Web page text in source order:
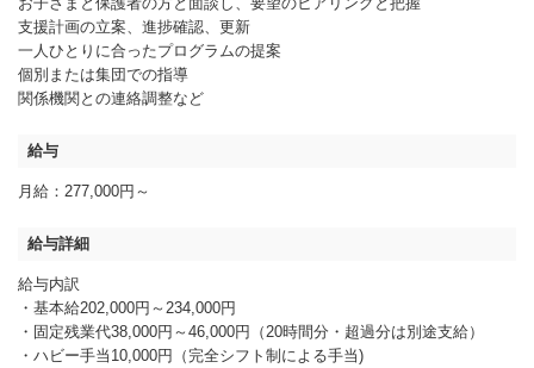
支援計画の立案、進捗確認、更新
一人ひとりに合ったプログラムの提案
個別または集団での指導
関係機関との連絡調整など
給与
月給：277,000円～
給与詳細
給与内訳
・基本給202,000円～234,000円
・固定残業代38,000円～46,000円（20時間分・超過分は別途支給）
・ハビー手当10,000円（完全シフト制による手当)